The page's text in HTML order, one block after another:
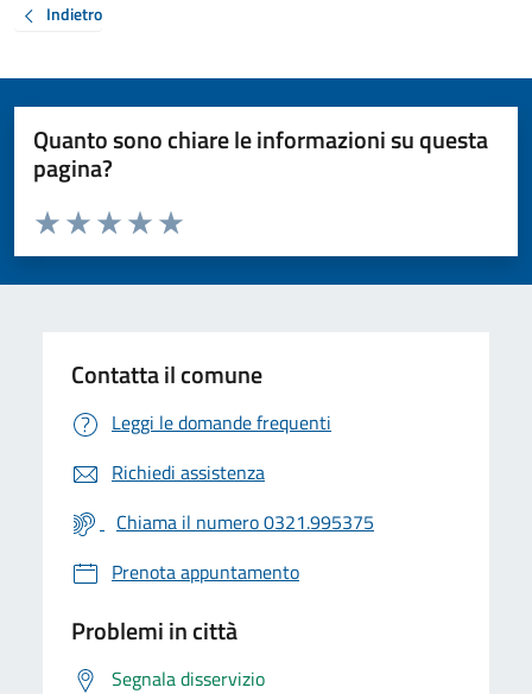
Indietro
Quanto sono chiare le informazioni su questa
pagina?
Valuta da 1 a 5 stelle la pagina
Valuta 5 stelle su 5
Valuta 4 stelle su 5
Valuta 3 stelle su 5
Valuta 2 stelle su 5
Valuta 1 stelle su 5
Contatta il comune
Leggi le domande frequenti
Richiedi assistenza
Chiama il numero 0321.995375
Prenota appuntamento
Problemi in città
Segnala disservizio